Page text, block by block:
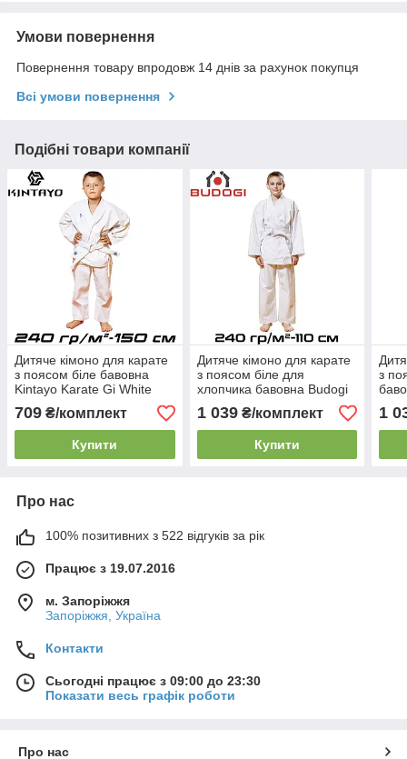
Умови повернення
Повернення товару впродовж 14 днів за рахунок покупця
Всі умови повернення
Подібні товари компанії
Дитяче кімоно для карате
з поясом біле бавовна
Kintayo Karate Gi White
щільність 240 гр/м.кв. (150
см)
709 ₴/комплект
Купити
Дитяче кімоно для карате
з поясом біле для
хлопчика бавовна Budogi
Karate Gi White 240 г/м. кв.
(110 см)
1 039₴/комплект
Купити
з
1
Про нас
100% позитивних з 522 відгуків за рік
Працює з 19.07.2016
м. Запоріжжя
Запоріжжя, Україна
Контакти
Сьогодні працює з 09:00 до 23:30
Показати весь графік роботи
Про нас